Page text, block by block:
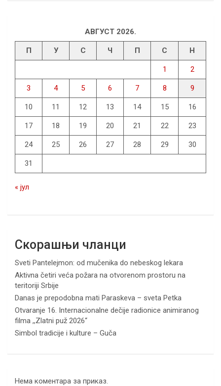
АВГУСТ 2026.
П У С Ч П С Н
1 2
3 4 5 6 7 8 9
10 11 12 13 14 15 16
17 18 19 20 21 22 23
24 25 26 27 28 29 30
31
« јул
Скорашњи чланци
Sveti Pantelejmon: od mučenika do nebeskog lekara
Aktivna četiri veća požara na otvorenom prostoru na
teritoriji Srbije
Danas je prepodobna mati Paraskeva – sveta Petka
Otvaranje 16. Internacionalne dečije radionice animiranog
filma ,,Zlatni puž 2026“
Simbol tradicije i kulture – Guča
Нема коментара за приказ.